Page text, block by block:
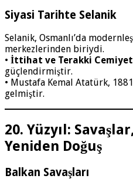
Siyasi Tarihte Selanik
Selanik, Osmanlı’da
merkezlerinden biriydi.
• İttihat ve Terakki
güçlendirmiştir.
• Mustafa Kemal Atatürk,
gelmiştir.
20. Yüzyıl:
Yeniden Doğuş
Balkan Savaşları